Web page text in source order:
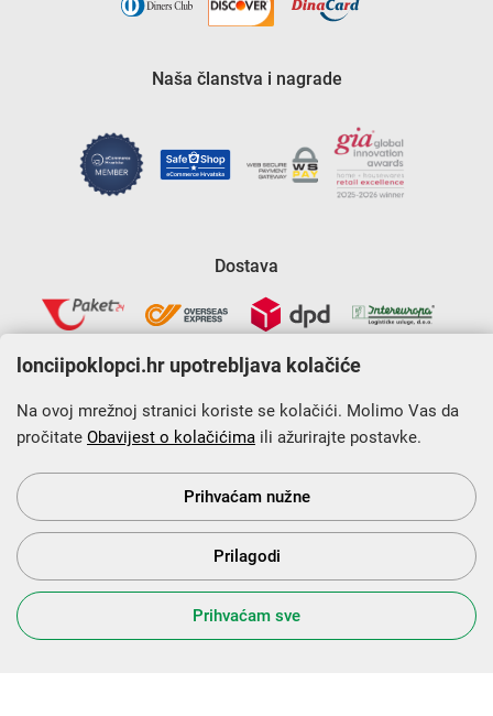
Naša članstva i nagrade
Dostava
Krajnji primatelj financijskog instrumenta sufinanciranog iz
Europskog fonda za regionalni razvoj u sklopu Operativnog
programa „Konkurentnost i kohezija”.
s Vama od 2014. godine!
lonciipoklopci.hr upotrebljava kolačiće
Na ovoj mrežnoj stranici koriste se kolačići. Molimo Vas da
pročitate Obavijest o kolačićima ili ažurirajte postavke.
Prihvaćam nužne
Prilagodi
Prihvaćam sve